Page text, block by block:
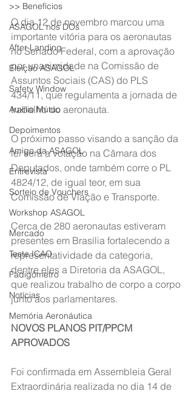
>> Benefícios
ASAGOL nos DOs
After Landing
Eleição ASAGOL
Safety Window
Auxílio Mútuo
Depoimentos
Amigo da ASAGOL
Entrevista
Sorteio de Vouchers
Workshop ASAGOL
Mercado
Teste ICAO
Fadigômetro
Notícias
Memória Aeronáutica
O dia 12 de novembro marcou uma
importante vitória para os aeronautas
no Senado Federal, com a aprovação
por unanimidade na Comissão de
Assuntos Sociais (CAS) do PLS
434/11, que regulamenta a jornada de
trabalho do aeronauta.
O próximo passo visando a sanção da
lei será a votação na Câmara dos
Deputados, onde também corre o PL
4824/12, de igual teor, em sua
Comissão de Viação e Transporte.
Cerca de 280 aeronautas estiveram
presentes em Brasília fortalecendo a
representatividade da categoria,
dentre eles a Diretoria da ASAGOL,
que realizou trabalho de corpo a corpo
junto aos parlamentares.
NOVOS PLANOS PIT/PPCM
APROVADOS
Foi confirmada em Assembleia Geral
Extraordinária realizada no dia 14 de